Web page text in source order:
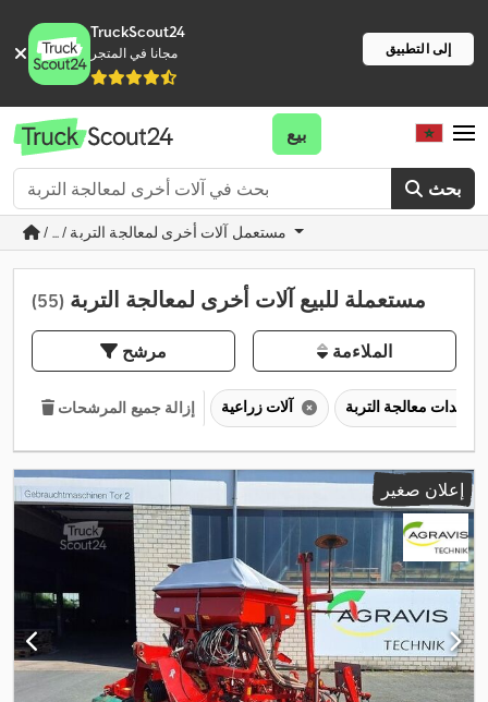
TruckScout24
مجانا في المتجر إلى التطبيق
بحث
بيع
مستعملة للبيع آلات أخرى لمعالجة التربة (55)
مرشح الملاءمة
إزالة جميع المرشحات آلات زراعية
إعلان صغير